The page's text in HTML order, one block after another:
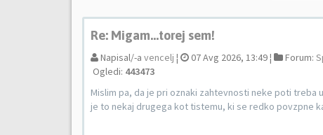
Re: Migam...torej sem!
Napisal/-a vencelj ¦ 07 Avg 2026, 13:49 ¦ Forum:
Ogledi: 443473
Mislim pa, da je pri oznaki zahtevnosti neke poti
je to nekaj drugega kot tistemu, ki se redko povzpne